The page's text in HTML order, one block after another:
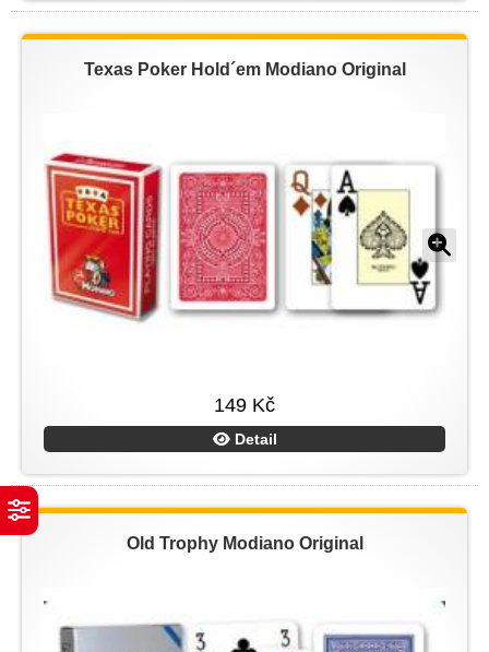
Texas Poker Hold´em Modiano Original
149 Kč
Detail
Old Trophy Modiano Original